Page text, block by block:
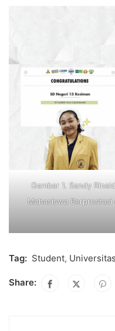
Gambar 1. Sandy
Mahasiswa Berprestasi
Tag: Student,
Share: